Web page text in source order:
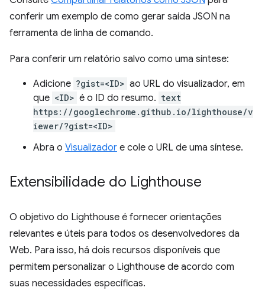
conferir um exemplo de como gerar saída JSON na
ferramenta de linha de comando.
Para conferir um relatório salvo como uma síntese:
Adicione ?gist=<ID> ao URL do visualizador, em
que <ID> é o ID do resumo. text
https://googlechrome.github.io/lighthouse/v
iewer/?gist=<ID>
Abra o Visualizador e cole o URL de uma síntese.
Extensibilidade do Lighthouse
O objetivo do Lighthouse é fornecer orientações
relevantes e úteis para todos os desenvolvedores da
Web. Para isso, há dois recursos disponíveis que
permitem personalizar o Lighthouse de acordo com
suas necessidades específicas.